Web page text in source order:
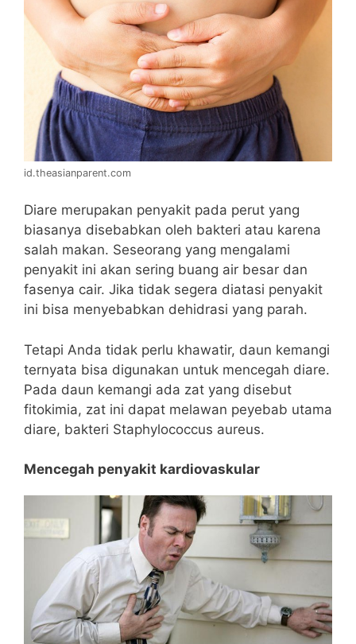
id.theasianparent.com
Diare merupakan penyakit pada perut yang
biasanya disebabkan oleh bakteri atau karena
salah makan. Seseorang yang mengalami
penyakit ini akan sering buang air besar dan
fasenya cair. Jika tidak segera diatasi penyakit
ini bisa menyebabkan dehidrasi yang parah.
Tetapi Anda tidak perlu khawatir, daun kemangi
ternyata bisa digunakan untuk mencegah diare.
Pada daun kemangi ada zat yang disebut
fitokimia, zat ini dapat melawan peyebab utama
diare, bakteri Staphylococcus aureus.
Mencegah penyakit kardiovaskular